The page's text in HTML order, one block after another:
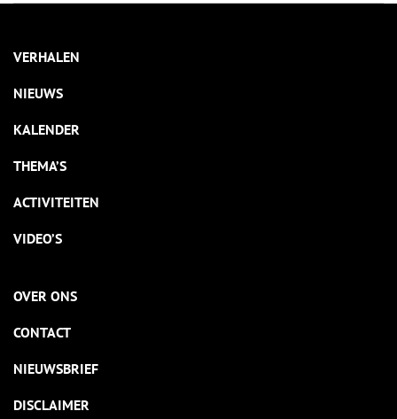
VERHALEN
NIEUWS
KALENDER
THEMA’S
ACTIVITEITEN
VIDEO’S
OVER ONS
CONTACT
NIEUWSBRIEF
DISCLAIMER